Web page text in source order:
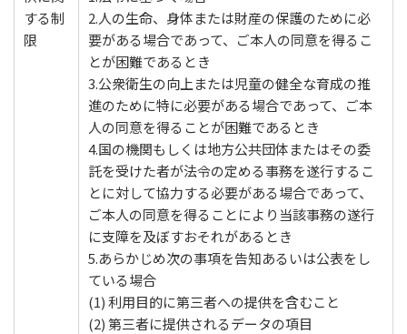
する制
限
2.人の生命、身体または財産の保護のために必
要がある場合であって、ご本人の同意を得るこ
とが困難であるとき
3.公衆衛生の向上または児童の健全な育成の推
進のために特に必要がある場合であって、ご本
人の同意を得ることが困難であるとき
4.国の機関もしくは地方公共団体またはその委
託を受けた者が法令の定める事務を遂行するこ
とに対して協力する必要がある場合であって、
ご本人の同意を得ることにより当該事務の遂行
に支障を及ぼすおそれがあるとき
5.あらかじめ次の事項を告知あるいは公表をし
ている場合
(1) 利用目的に第三者への提供を含むこと
(2) 第三者に提供されるデータの項目